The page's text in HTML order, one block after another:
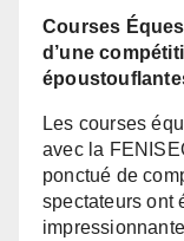
Courses
d’une
Les courses
avec la
ponctué de
spectateurs ont